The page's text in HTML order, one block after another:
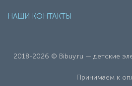
НАШИ КОНТАКТЫ
2018-2026 © Bibuy.ru — детские
Принимаем к